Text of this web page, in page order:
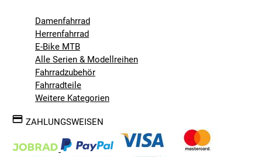
Damenfahrrad
Herrenfahrrad
E-Bike MTB
Alle Serien & Modellreihen
Fahrradzubehör
Fahrradteile
Weitere Kategorien
ZAHLUNGSWEISEN